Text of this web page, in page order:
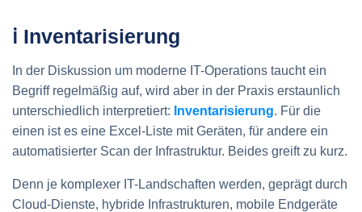
ℹ Inventarisierung
In der Diskussion um moderne IT-Operations taucht ein
Begriff regelmäßig auf, wird aber in der Praxis erstaunlich
unterschiedlich interpretiert: Inventarisierung. Für die
einen ist es eine Excel-Liste mit Geräten, für andere ein
automatisierter Scan der Infrastruktur. Beides greift zu kurz.
Denn je komplexer IT-Landschaften werden, geprägt durch
Cloud-Dienste, hybride Infrastrukturen, mobile Endgeräte